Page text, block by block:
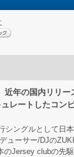
年の国内リリー
レートしたコン
シングルとして日
ューサー/DJの
のJersey clubの先